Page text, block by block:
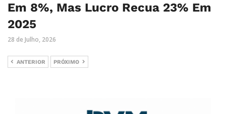
Em 8%, Mas Lucro Recua 23% Em
2025
28 de Julho, 2026
ANTERIOR PRÓXIMO